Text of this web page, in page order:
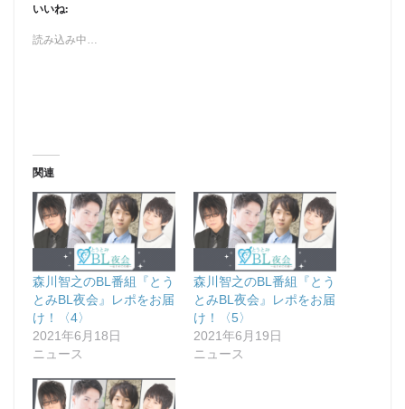
いいね:
読み込み中…
関連
森川智之のBL番組『とう
とみBL夜会』レポをお届
け！〈4〉
2021年6月18日
ニュース
森川智之のBL番組『とう
とみBL夜会』レポをお届
け！〈5〉
2021年6月19日
ニュース